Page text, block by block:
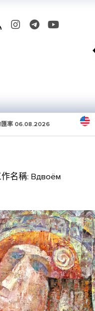
率 06.08.2026
名稱: Вдвоём